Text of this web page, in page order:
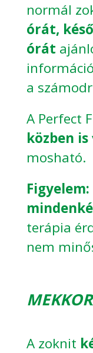
normál
órát,
órát
a
A Perfect
közben is
mosható.
Figyelem:
terápia
nem
A zoknit